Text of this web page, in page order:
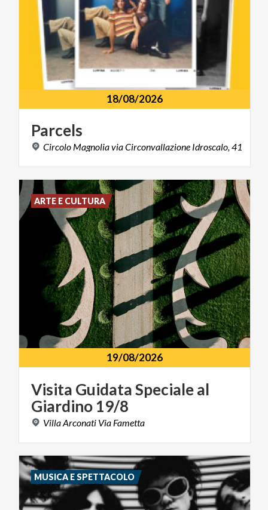
18/08/2026
Parcels
Circolo MagnoliaviaCirconvallazione Idroscalo,41
19/08/2026
Visita GuidataSpecialeal
Giardino 19/8
VillaArconati Via Fametta
ARTE E CULTURA
MUSICA E SPETTACOLO